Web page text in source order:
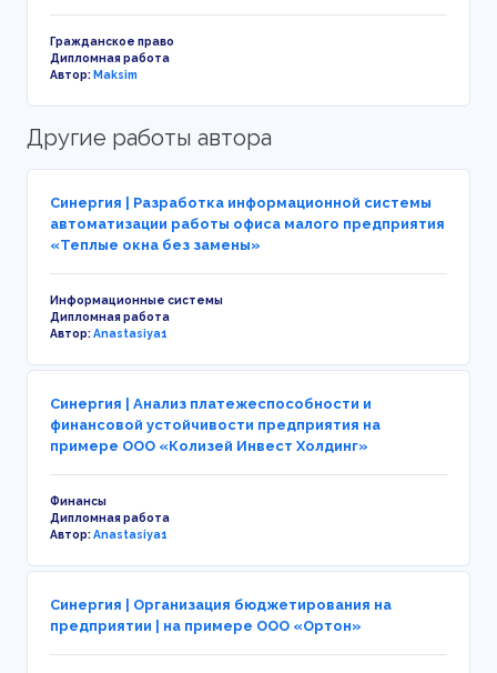
Гражданское право
Дипломная работа
Автор:Maksim
Другие работы автора
Синергия | Разработка информационной системы
автоматизации работы офиса малого предприятия
«Теплые окна без замены»
Информационные системы
Дипломная работа
Автор:Anastasiya1
Синергия | Анализ платежеспособности и
финансовой устойчивости предприятия на
примере ООО «Колизей Инвест Холдинг»
Финансы
Дипломная работа
Автор:Anastasiya1
Синергия | Организация бюджетирования на
предприятии | на примере ООО «Ортон»